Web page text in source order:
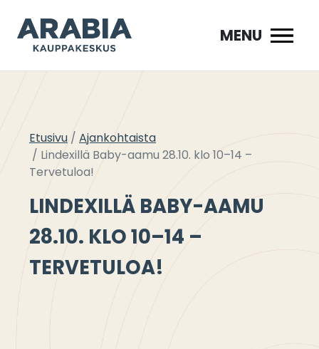
sisältöön
MENU
Etusivu
Ajankohtaista
Lindexillä Baby-aamu 28.10. klo 10–14 –
Tervetuloa!
LINDEXILLÄ BABY-AAMU
28.10. KLO 10–14 –
TERVETULOA!